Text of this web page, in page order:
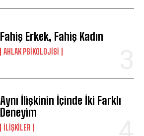
Fahiş Erkek, Fahiş Kadın
AHLAK PSIKOLOJISI
Aynı İlişkinin İçinde İki Farklı
Deneyim
İLIŞKILER